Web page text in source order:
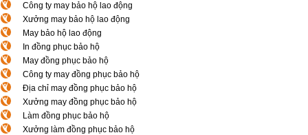
Công ty may bảo hộ lao động
Xưởng may bảo hộ lao động
May bảo hộ lao động
In đồng phục bảo hộ
May đồng phục bảo hộ
Công ty may đồng phục bảo hộ
Địa chỉ may đồng phục bảo hộ
Xưởng may đồng phục bảo hộ
Làm đồng phục bảo hộ
Xưởng làm đồng phục bảo hộ